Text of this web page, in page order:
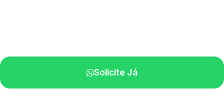
Solicite Já